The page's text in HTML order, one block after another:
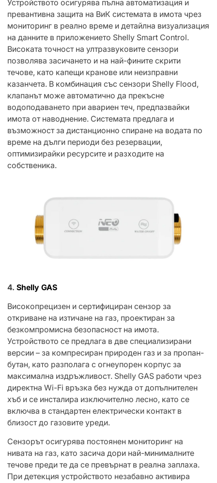
Устройството осигурява пълна автоматизация и
превантивна защита на ВиК системата в имота чрез
мониторинг в реално време и детайлна визуализация
на данните в приложението Shelly Smart Control.
Високата точност на ултразвуковите сензори
позволява засичането и на най-фините скрити
течове, като капещи кранове или неизправни
казанчета. В комбинация със сензори Shelly Flood,
клапанът може автоматично да прекъсне
водоподаването при авариен теч, предпазвайки
имота от наводнение. Системата предлага и
възможност за дистанционно спиране на водата по
време на дълги периоди без резервации,
оптимизирайки ресурсите и разходите на
собственика.
4. Shelly GAS
Високопрецизен и сертифициран сензор за
откриване на изтичане на газ, проектиран за
безкомпромисна безопасност на имота.
Устройството се предлага в две специализирани
версии – за компресиран природен газ и за пропан-
бутан, като разполага с огнеупорен корпус за
максимална издръжливост. Shelly GAS работи чрез
директна Wi-Fi връзка без нужда от допълнителен
хъб и се инсталира изключително лесно, като се
включва в стандартен електрически контакт в
близост до газовите уреди.
Сензорът осигурява постоянен мониторинг на
нивата на газ, като засича дори най-минималните
течове преди те да се превърнат в реална заплаха.
При детекция устройството незабавно активира